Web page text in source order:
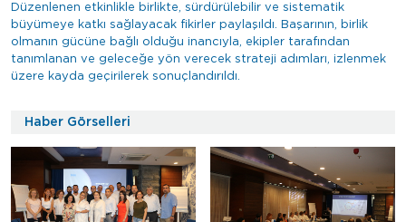
Düzenlenen etkinlikle birlikte, sürdürülebilir ve sistematik
büyümeye katkı sağlayacak fikirler paylaşıldı. Başarının, birlik
olmanın gücüne bağlı olduğu inancıyla, ekipler tarafından
tanımlanan ve geleceğe yön verecek strateji adımları, izlenmek
üzere kayda geçirilerek sonuçlandırıldı.
Haber Görselleri